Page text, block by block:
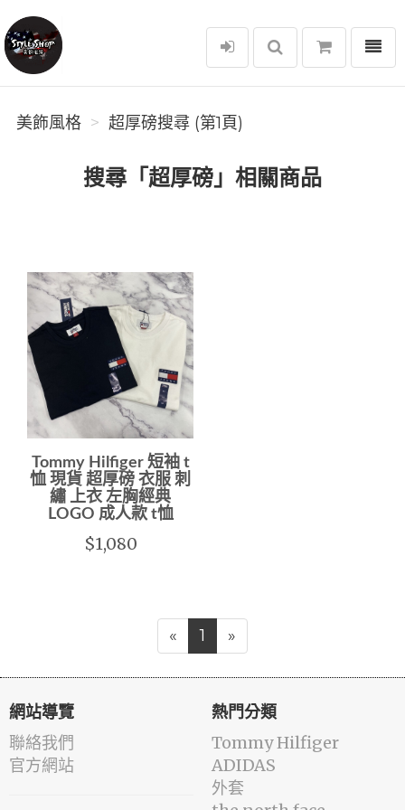
美飾風格
選單
美飾風格 超厚磅搜尋 (第1頁)
搜尋「超厚磅」相關商品
Tommy Hilfiger 短袖 t
恤 現貨 超厚磅 衣服 刺
繡 上衣 左胸經典
LOGO 成人款 t恤
$1,080
« 1 »
網站導覽
聯絡我們
官方網站
熱門分類
Tommy Hilfiger
ADIDAS
外套